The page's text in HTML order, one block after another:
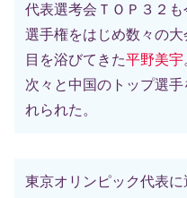
代表選考会ＴＯＰ３２
選手権をはじめ数々の
目を浴びてきた平野美宇
次々と中国のトップ選手
れられた。
東京オリンピック代表